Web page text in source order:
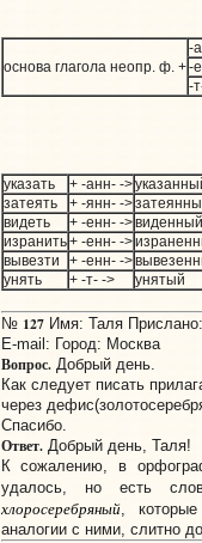
основа глагола неопр. ф. +
-
-
-
указать + -анн- ->
затеять
+ -янн- ->
видеть
+ -енн- ->виденный
изранить+ -енн- ->
вывезти
+ -енн- ->
унять
+ -т- -> унятый
№ 127Имя: Таля Прислано:
E-mail: Город: Москва
Вопрос.Добрый день.
Как следует писать
через
Спасибо.
Ответ.Добрый день, Таля!
К сожалению, в
удалось, но есть
хлоросеребряный,
аналогии с ними, слитно